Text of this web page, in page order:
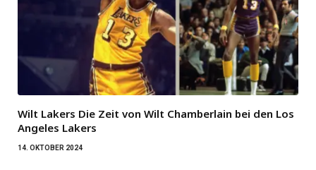
Wilt Lakers Die Zeit von Wilt Chamberlain bei den Los
Angeles Lakers
14. OKTOBER 2024